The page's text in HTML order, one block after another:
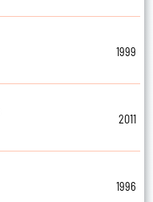
1999
2011
1996